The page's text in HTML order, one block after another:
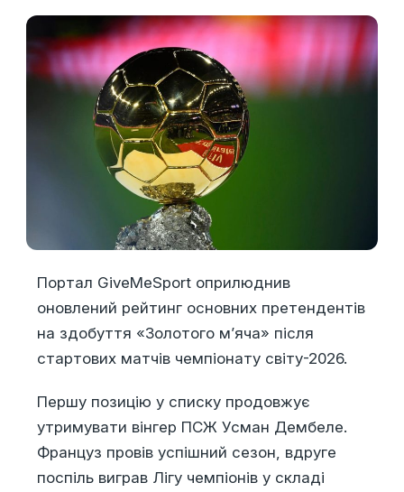
Портал GiveMeSport оприлюднив
оновлений рейтинг основних претендентів
на здобуття «Золотого м’яча» після
стартових матчів чемпіонату світу-2026.
Першу позицію у списку продовжує
утримувати вінгер ПСЖ Усман Дембеле.
Француз провів успішний сезон, вдруге
поспіль виграв Лігу чемпіонів у складі